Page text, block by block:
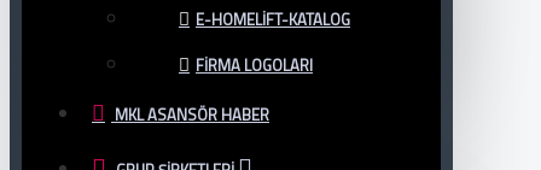
E-HOMELIFT-KATALOG
FIRMA LOGOLARI
MKL ASANSÖR HABER